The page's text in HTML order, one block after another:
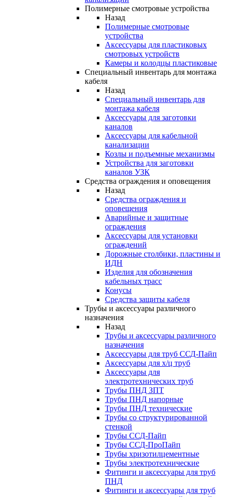
Полимерные смотровые устройства
Назад
Полимерные смотровые
устройства
Аксессуары для пластиковых
смотровых устройств
Камеры и колодцы пластиковые
Специальный инвентарь для монтажа
кабеля
Назад
Специальный инвентарь для
монтажа кабеля
Аксессуары для заготовки
каналов
Аксессуары для кабельной
канализации
Козлы и подъемные механизмы
Устройства для заготовки
каналов УЗК
Средства ограждения и оповещения
Назад
Средства ограждения и
оповещения
Аварийные и защитные
ограждения
Аксессуары для установки
ограждений
Дорожные столбики, пластины и
ИДН
Изделия для обозначения
кабельных трасс
Конусы
Средства защиты кабеля
Трубы и аксессуары различного
назначения
Назад
Трубы и аксессуары различного
назначения
Аксессуары для труб ССД-Пайп
Аксессуары для х/ц труб
Аксессуары для
электротехнических труб
Трубы ПНД ЗПТ
Трубы ПНД напорные
Трубы ПНД технические
Трубы со структурированной
стенкой
Трубы ССД-Пайп
Трубы ССД-ПроПайп
Трубы хризотилцементные
Трубы электротехнические
Фитинги и аксессуары для труб
ПНД
Фитинги и аксессуары для труб